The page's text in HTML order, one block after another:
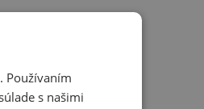
Používaním
s našimi